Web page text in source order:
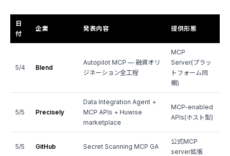
日
付
企業 発表内容 提供形態
5/4 Blend
Autopilot MCP — 融資オリ
ジネーション全工程
MCP
Server(プラッ
トフォーム同
梱)
5/5 Precisely
Data Integration Agent +
MCP APIs + Huwise
marketplace
MCP-enabled
APIs(ホスト型)
5/5 GitHub Secret Scanning MCP GA
公式MCP
server拡張